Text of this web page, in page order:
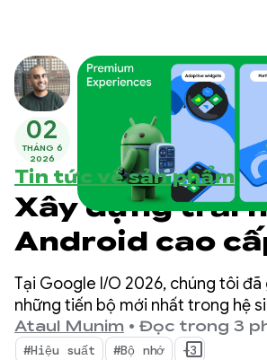
02
THÁNG 6
2026
Tin tức về sản phẩm
Xây dựng trải
Android cao
Google I/O
Tại Google I/O 2026, chúng tôi
những tiến bộ mới nhất trong hệ
có thể giúp bạn nâng cao chất
trong khi tối đa hoá hiệu quả phát
Ataul Munim • Đọc trong 3
#Hiệu suất #Bộ nhớ +3